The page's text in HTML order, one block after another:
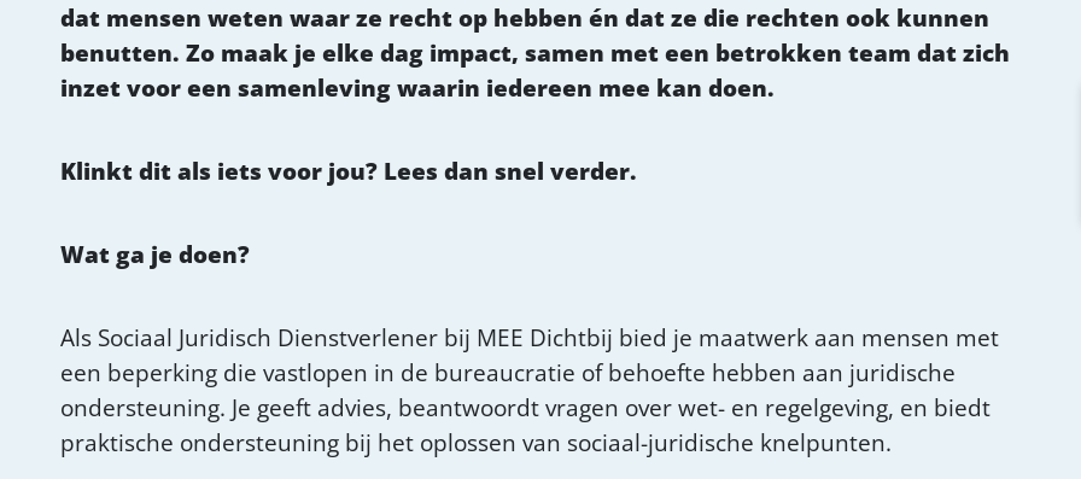
dat mensen weten waar ze recht op hebben én dat ze die rechten ook kunnen
benutten. Zo maak je elke dag impact, samen met een betrokken team dat zich
inzet voor een samenleving waarin iedereen mee kan doen.
Klinkt dit als iets voor jou? Lees dan snel verder.
Wat ga je doen?
Als Sociaal Juridisch Dienstverlener bij MEE Dichtbij bied je maatwerk aan mensen met
een beperking die vastlopen in de bureaucratie of behoefte hebben aan juridische
ondersteuning. Je geeft advies, beantwoordt vragen over wet- en regelgeving, en biedt
praktische ondersteuning bij het oplossen van sociaal-juridische knelpunten.